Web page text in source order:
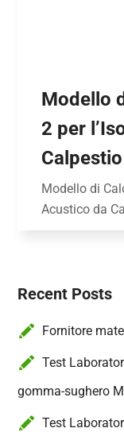
Modello
2 per
Modello di
Acustico da
Recent Posts
Fornitore
Test
gomma-sughero
Test